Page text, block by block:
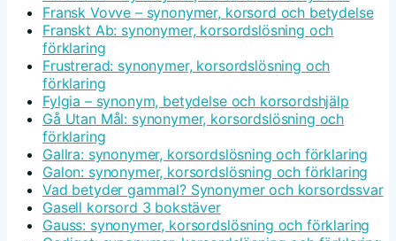
Fransk Vovve – synonymer, korsord och betydelse
Franskt Ab: synonymer, korsordslösning och
förklaring
Frustrerad: synonymer, korsordslösning och
förklaring
Fylgia – synonym, betydelse och korsordshjälp
Gå Utan Mål: synonymer, korsordslösning och
förklaring
Gallra: synonymer, korsordslösning och förklaring
Galon: synonymer, korsordslösning och förklaring
Vad betyder gammal? Synonymer och korsordssvar
Gasell korsord 3 bokstäver
Gauss: synonymer, korsordslösning och förklaring